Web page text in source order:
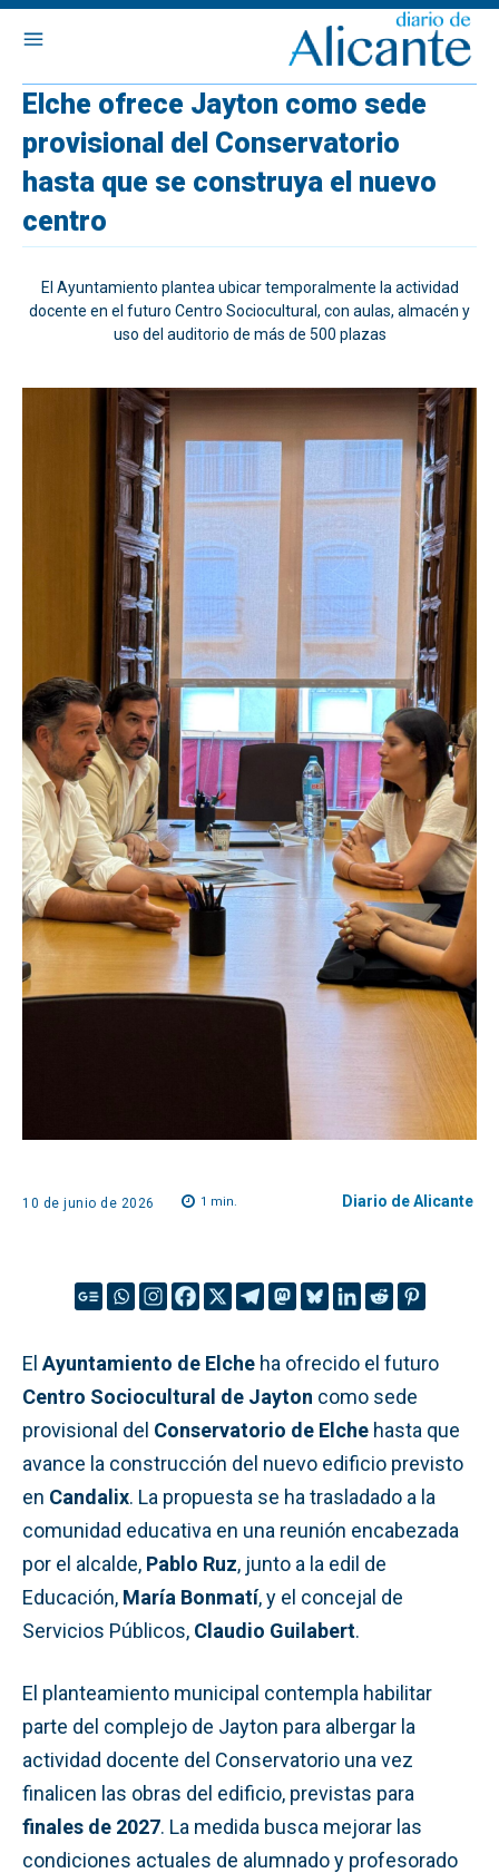
Elche ofrece Jayton como sede
provisional del Conservatorio
hasta que se construya el nuevo
centro
El Ayuntamiento plantea ubicar temporalmente la actividad
docente en el futuro Centro Sociocultural, con aulas, almacén y
uso del auditorio de más de 500 plazas
10 de junio de 2026 1 min. Diario de Alicante
El Ayuntamiento de Elche ha ofrecido el futuro
Centro Sociocultural de Jayton como sede
provisional del Conservatorio de Elche hasta que
avance la construcción del nuevo edificio previsto
en Candalix. La propuesta se ha trasladado a la
comunidad educativa en una reunión encabezada
por el alcalde, Pablo Ruz, junto a la edil de
Educación, María Bonmatí, y el concejal de
Servicios Públicos, Claudio Guilabert.
El planteamiento municipal contempla habilitar
parte del complejo de Jayton para albergar la
actividad docente del Conservatorio una vez
finalicen las obras del edificio, previstas para
finales de 2027. La medida busca mejorar las
condiciones actuales de alumnado y profesorado